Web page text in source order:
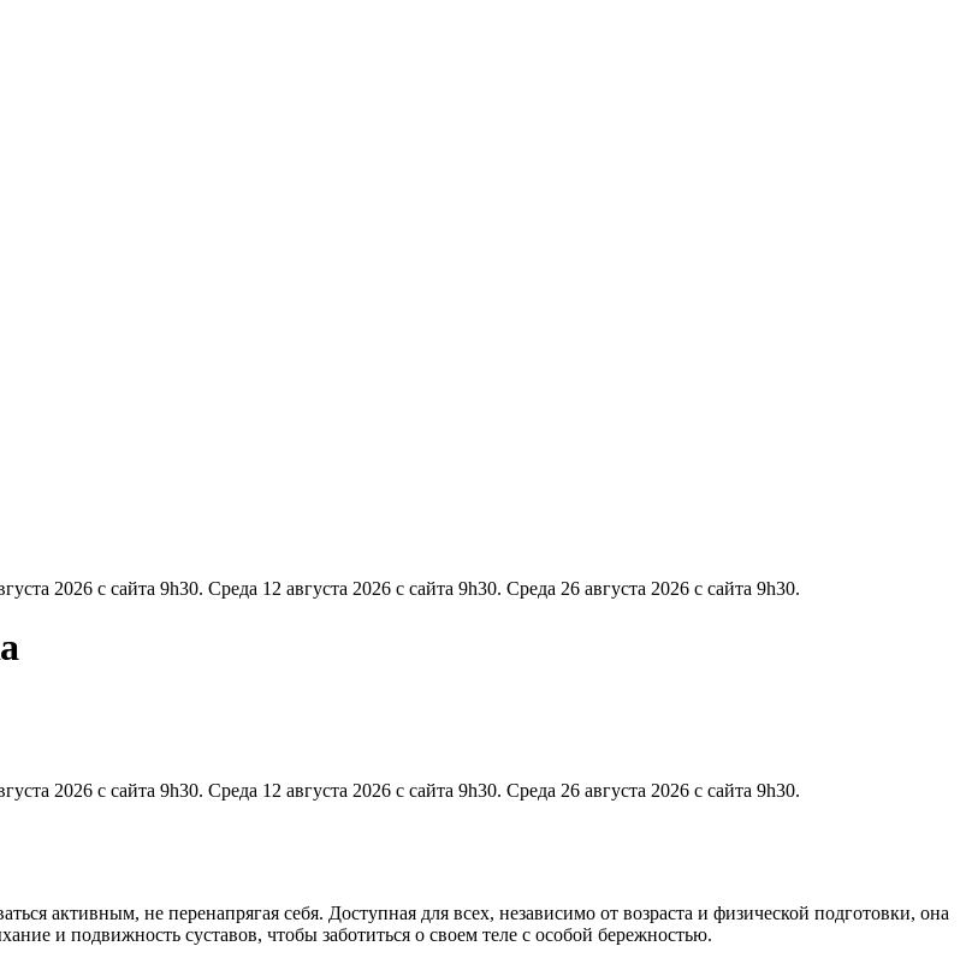
2026 с сайта 9h30. Среда 12 августа 2026 с сайта 9h30. Среда 26 августа 2026 с сайта 9h30.
2026 с сайта 9h30. Среда 12 августа 2026 с сайта 9h30. Среда 26 августа 2026 с сайта 9h30.
активным, не перенапрягая себя. Доступная для всех, независимо от возраста и физической подготовки, она
и подвижность суставов, чтобы заботиться о своем теле с особой бережностью.